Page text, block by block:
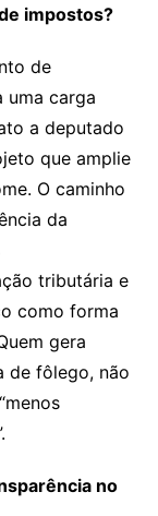
impostos?
de
uma carga
a deputado
que amplie
O caminho
da
tributária e
como forma
gera
de fôlego, não
no